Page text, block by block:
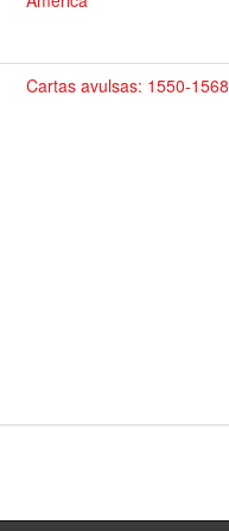
Cartas avulsas: 1550-1568